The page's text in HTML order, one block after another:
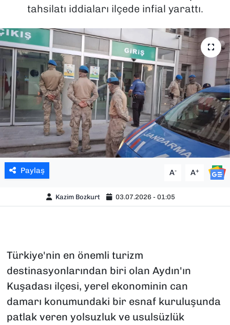
tahsilatı iddiaları ilçede infial yarattı.
Paylaş A- A+
Kazim Bozkurt 03.07.2026 - 01:05
Türkiye'nin en önemli turizm
destinasyonlarından biri olan Aydın'ın
Kuşadası ilçesi, yerel ekonominin can
damarı konumundaki bir esnaf kuruluşunda
patlak veren yolsuzluk ve usulsüzlük
YAŞAM
YEREL YÖNETİMLER